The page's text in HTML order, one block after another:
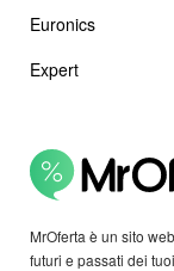
MrOferta è un sito
futuri e passati dei
Euronics
Expert